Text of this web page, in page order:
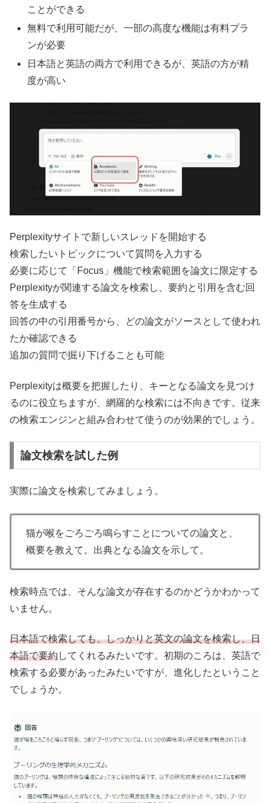
ことができる
無料で利用可能だが、一部の高度な機能は有料プラ
ンが必要
日本語と英語の両方で利用できるが、英語の方が精
度が高い
Perplexityサイトで新しいスレッドを開始する
検索したいトピックについて質問を入力する
必要に応じて「Focus」機能で検索範囲を論文に限定する
Perplexityが関連する論文を検索し、要約と引用を含む回
答を生成する
回答の中の引用番号から、どの論文がソースとして使われ
たか確認できる
追加の質問で掘り下げることも可能
Perplexityは概要を把握したり、キーとなる論文を見つけ
るのに役立ちますが、網羅的な検索には不向きです。従来
の検索エンジンと組み合わせて使うのが効果的でしょう。
論文検索を試した例
実際に論文を検索してみましょう。
猫が喉をごろごろ鳴らすことについての論文と、
概要を教えて。出典となる論文を示して。
検索時点では、そんな論文が存在するのかどうかわかって
いません。
日本語で検索しても、しっかりと英文の論文を検索し、日
本語で要約してくれるみたいです。初期のころは、英語で
検索する必要があったみたいですが、進化したということ
でしょうか。